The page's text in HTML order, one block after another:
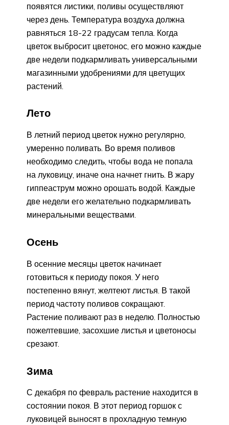
появятся листики, поливы осуществляют
через день. Температура воздуха должна
равняться 18-22 градусам тепла. Когда
цветок выбросит цветонос, его можно каждые
две недели подкармливать универсальными
магазинными удобрениями для цветущих
растений.
Лето
В летний период цветок нужно регулярно,
умеренно поливать. Во время поливов
необходимо следить, чтобы вода не попала
на луковицу, иначе она начнет гнить. В жару
гиппеаструм можно орошать водой. Каждые
две недели его желательно подкармливать
минеральными веществами.
Осень
В осенние месяцы цветок начинает
готовиться к периоду покоя. У него
постепенно вянут, желтеют листья. В такой
период частоту поливов сокращают.
Растение поливают раз в неделю. Полностью
пожелтевшие, засохшие листья и цветоносы
срезают.
Зима
С декабря по февраль растение находится в
состоянии покоя. В этот период горшок с
луковицей выносят в прохладную темную